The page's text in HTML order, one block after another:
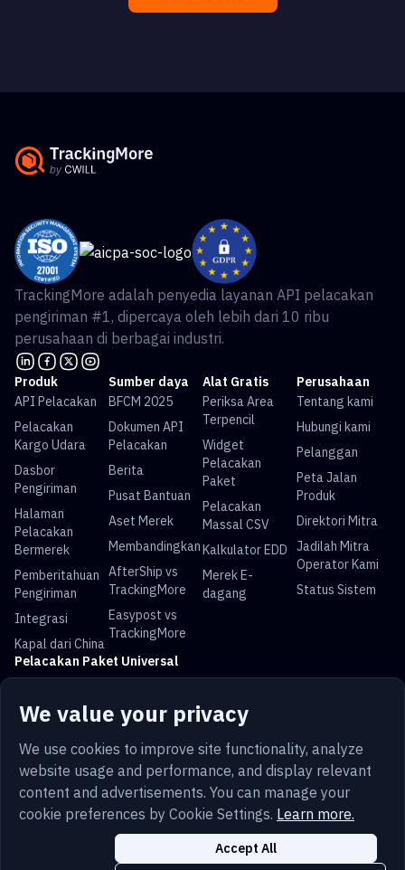
We value your privacy
We use cookies to improve site functionality, analyze
website usage and performance, and display relevant
content and advertisements. You can manage your
cookie preferences by Cookie Settings. Learn more.
Accept All
TrackingMore adalah penyedia layanan API pelacakan
pengiriman #1, dipercaya oleh lebih dari 10 ribu
perusahaan di berbagai industri.
Produk
API Pelacakan
Pelacakan
Kargo Udara
Dasbor
Pengiriman
Halaman
Pelacakan
Bermerek
Pemberitahuan
Pengiriman
Integrasi
Kapal dari China
Sumber daya
BFCM 2025
Dokumen API
Pelacakan
Berita
Pusat Bantuan
Aset Merek
Membandingkan
AfterShip vs
TrackingMore
Easypost vs
TrackingMore
Alat Gratis
Periksa Area
Terpencil
Widget
Pelacakan
Paket
Pelacakan
Massal CSV
Kalkulator EDD
Merek E-
dagang
Perusahaan
Tentang kami
Hubungi kami
Pelanggan
Peta Jalan
Produk
Direktori Mitra
Jadilah Mitra
Operator Kami
Status Sistem
Pelacakan Paket Universal
FedEx
Post
Mail
Express
Australia
Pribadi Peta situs
Keamanan
Trust
Cookie Pengaturan Cookie